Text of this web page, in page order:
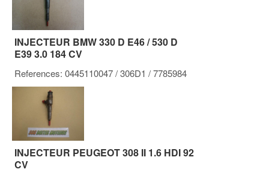
INJECTEUR BMW 330 D E46 / 530 D
E39 3.0 184 CV
References: 0445110047/ 306D1 / 7785984
INJECTEUR PEUGEOT 308 II 1.6 HDI 92
CV